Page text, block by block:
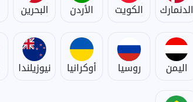
الدنمارك الكويت الأردن البحرين
اليمن روسيا أوكرانيا نيوزيلندا